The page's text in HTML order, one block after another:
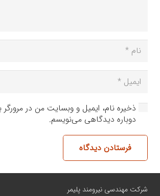
ذخیره نام، ایمیل و وبسایت من در مرورگر
دوباره دیدگاهی می‌نویسم.
فرستادن دیدگاه
شرکت مهندسی نیرومند پلیمر